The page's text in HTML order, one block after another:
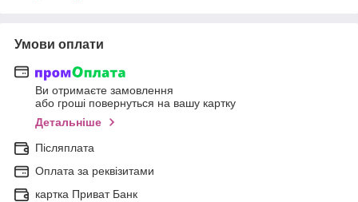
Умови оплати
Ви отримаєте замовлення
або гроші повернуться на вашу картку
Детальніше
Післяплата
Оплата за реквізитами
картка Приват Банк